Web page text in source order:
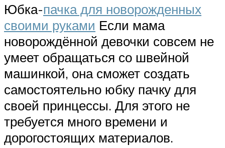
Юбка-пачка для новорожденных
своими руками Если мама
новорождённой девочки совсем не
умеет обращаться со швейной
машинкой, она сможет создать
самостоятельно юбку пачку для
своей принцессы. Для этого не
требуется много времени и
дорогостоящих материалов.